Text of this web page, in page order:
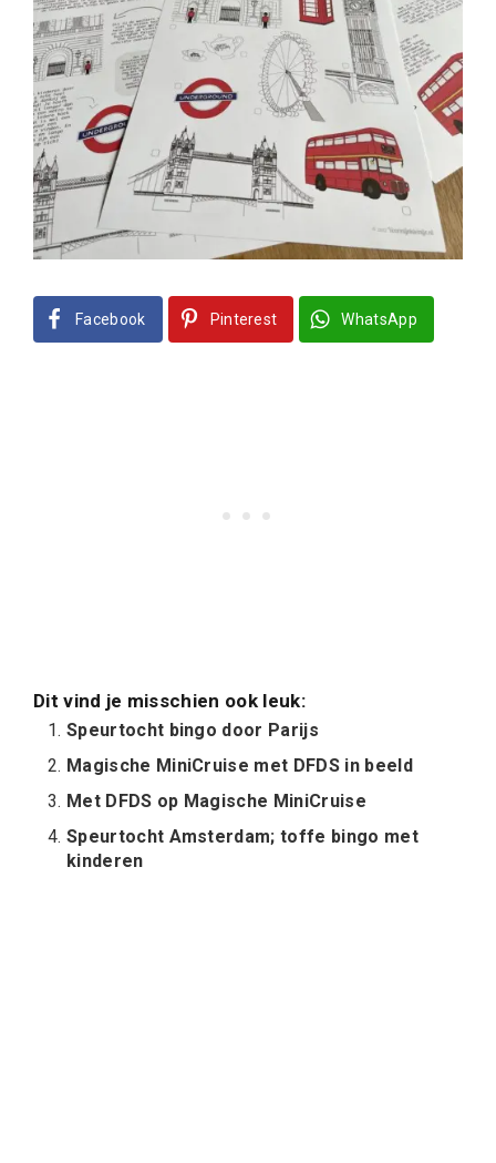
Facebook Pinterest WhatsApp
Dit vind je misschien ook leuk:
Speurtocht bingo door Parijs
Magische MiniCruise met DFDS in beeld
Met DFDS op Magische MiniCruise
Speurtocht Amsterdam; toffe bingo met
kinderen